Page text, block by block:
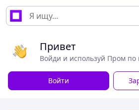
Привет
Войди и используй Пром по
Войти